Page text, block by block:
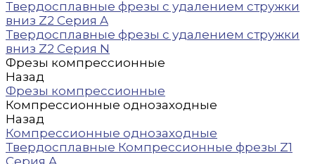
Твердосплавные фрезы с удалением стружки
вниз Z2 Серия A
Твердосплавные фрезы с удалением стружки
вниз Z2 Серия N
Фрезы компрессионные
Назад
Фрезы компрессионные
Компрессионные однозаходные
Назад
Компрессионные однозаходные
Твердосплавные Компрессионные фрезы Z1
Серия A